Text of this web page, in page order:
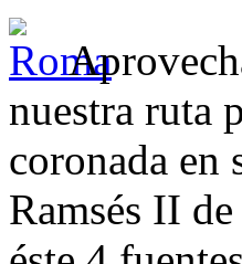
nuestra ruta
coronada en
Ramsés II